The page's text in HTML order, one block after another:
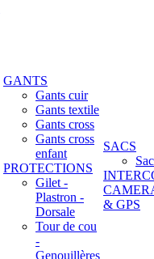
GANTS
Gants cuir
Gants textile
Gants cross
Gants cross
enfant
PROTECTIONS
Gilet -
Plastron -
Dorsale
Tour de cou
-
Genouillères
SACS
& GPS